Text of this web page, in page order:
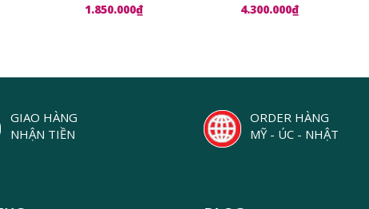
1.850.000₫ 4.300.000₫
GIAO HÀNG
NHẬN TIỀN
ORDER HÀNG
MỸ - ÚC - NHẬT